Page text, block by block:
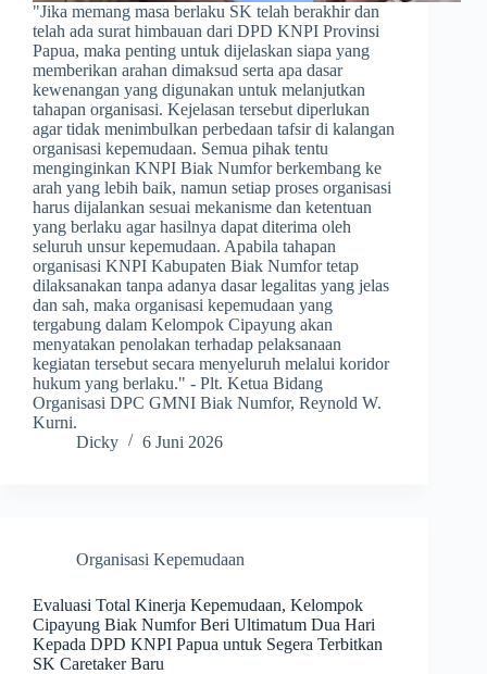
​"Jika memang masa berlaku SK telah berakhir dan
telah ada surat himbauan dari DPD KNPI Provinsi
Papua, maka penting untuk dijelaskan siapa yang
memberikan arahan dimaksud serta apa dasar
kewenangan yang digunakan untuk melanjutkan
tahapan organisasi. Kejelasan tersebut diperlukan
agar tidak menimbulkan perbedaan tafsir di kalangan
organisasi kepemudaan. Semua pihak tentu
menginginkan KNPI Biak Numfor berkembang ke
arah yang lebih baik, namun setiap proses organisasi
harus dijalankan sesuai mekanisme dan ketentuan
yang berlaku agar hasilnya dapat diterima oleh
seluruh unsur kepemudaan. Apabila tahapan
organisasi KNPI Kabupaten Biak Numfor tetap
dilaksanakan tanpa adanya dasar legalitas yang jelas
dan sah, maka organisasi kepemudaan yang
tergabung dalam Kelompok Cipayung akan
menyatakan penolakan terhadap pelaksanaan
kegiatan tersebut secara menyeluruh melalui koridor
hukum yang berlaku." - Plt. Ketua Bidang
Organisasi DPC GMNI Biak Numfor, Reynold W.
Kurni.
Dicky
6 Juni 2026
Organisasi Kepemudaan
Evaluasi Total Kinerja Kepemudaan, Kelompok
Cipayung Biak Numfor Beri Ultimatum Dua Hari
Kepada DPD KNPI Papua untuk Segera Terbitkan
SK Caretaker Baru